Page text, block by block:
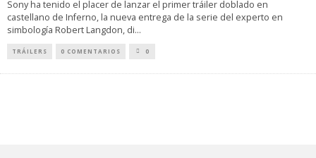
Sony ha tenido el placer de lanzar el primer tráiler doblado en
castellano de Inferno, la nueva entrega de la serie del experto en
simbología Robert Langdon, di...
TRÁILERS 0 COMENTARIOS 0